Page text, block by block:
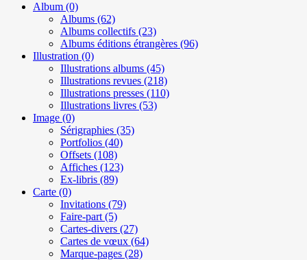
Album (0)
Albums (62)
Albums collectifs (23)
Albums éditions étrangères (96)
Illustration (0)
Illustrations albums (45)
Illustrations revues (218)
Illustrations presses (110)
Illustrations livres (53)
Image (0)
Sérigraphies (35)
Portfolios (40)
Offsets (108)
Affiches (123)
Ex-libris (89)
Carte (0)
Invitations (79)
Faire-part(5)
Cartes-divers (27)
Cartes de vœux (64)
Marque-pages (28)